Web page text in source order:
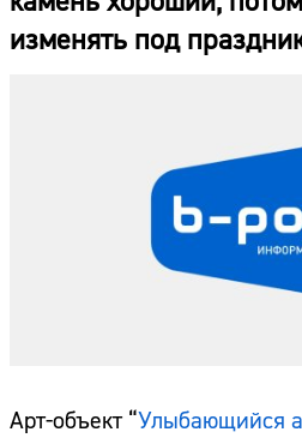
изменять под
Арт-объект “Улыбающийся